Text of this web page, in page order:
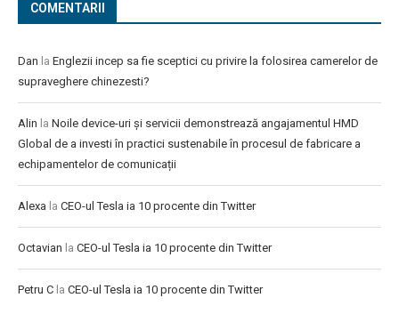
COMENTARII
Dan la Englezii incep sa fie sceptici cu privire la folosirea camerelor de
supraveghere chinezesti?
Alin la Noile device-uri și servicii demonstrează angajamentul HMD
Global de a investi în practici sustenabile în procesul de fabricare a
echipamentelor de comunicații
Alexa la CEO-ul Tesla ia 10 procente din Twitter
Octavian la CEO-ul Tesla ia 10 procente din Twitter
Petru C la CEO-ul Tesla ia 10 procente din Twitter